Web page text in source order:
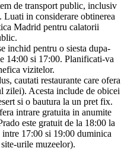
de transport public, inclusiv
Luati in considerare obtinerea
Madrid pentru calatorii
inchid pentru o siesta dupa-
14:00 si 17:00. Planificati-va
vizitelor.
cautati restaurante care ofera
zilei). Acesta include de obicei
si o bautura la un pret fix.
intrare gratuita in anumite
este gratuit de la 18:00 la
17:00 si 19:00 duminica
urile muzeelor).